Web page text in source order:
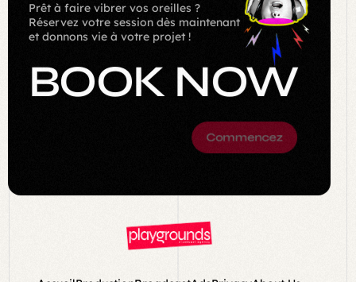
Prêt à faire vibrer vos oreilles ?
Réservez votre session dès maintenant
et donnons vie à votre projet !
BOOK NOW
Commencez